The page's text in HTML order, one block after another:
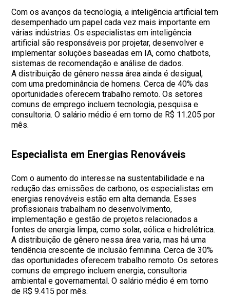
Com os avanços da tecnologia, a inteligência artificial tem
desempenhado um papel cada vez mais importante em
várias indústrias. Os especialistas em inteligência
artificial são responsáveis por projetar, desenvolver e
implementar soluções baseadas em IA, como chatbots,
sistemas de recomendação e análise de dados.
A distribuição de gênero nessa área ainda é desigual,
com uma predominância de homens. Cerca de 40% das
oportunidades oferecem trabalho remoto. Os setores
comuns de emprego incluem tecnologia, pesquisa e
consultoria. O salário médio é em torno de R$ 11.205 por
mês.
Especialista em Energias Renováveis
Com o aumento do interesse na sustentabilidade e na
redução das emissões de carbono, os especialistas em
energias renováveis estão em alta demanda. Esses
profissionais trabalham no desenvolvimento,
implementação e gestão de projetos relacionados a
fontes de energia limpa, como solar, eólica e hidrelétrica.
A distribuição de gênero nessa área varia, mas há uma
tendência crescente de inclusão feminina. Cerca de 30%
das oportunidades oferecem trabalho remoto. Os setores
comuns de emprego incluem energia, consultoria
ambiental e governamental. O salário médio é em torno
de R$ 9.415 por mês.